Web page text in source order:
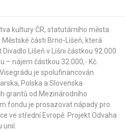
kultury ČR, statutárního města
Městské části Brno-Líšeň, která
Líšeň v Líšni částkou 92.000
– nájem částkou 32.000,- Kč.
je spolufinancován
Polska a Slovenska
grantů od Mezinárodního
fondu je prosazovat nápady pro
ve střední Evropě. Projekt Odvaha
unií.